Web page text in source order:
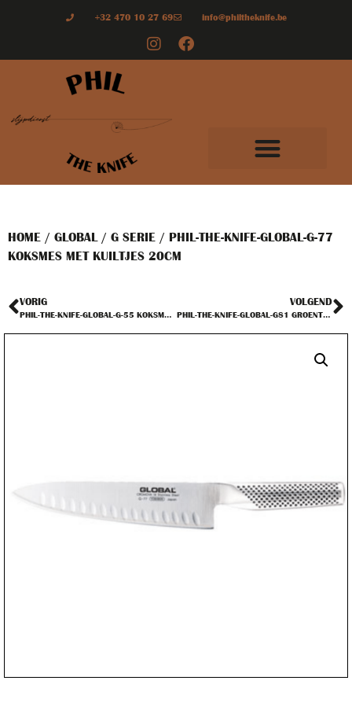
+32 470 10 27 69 info@philtheknife.be
HOME / GLOBAL / G SERIE / PHIL-THE-KNIFE-GLOBAL-G-77
KOKSMES MET KUILTJES 20CM
VORIG
PHIL-THE-KNIFE-GLOBAL-G-55 KOKSMES 18CM
VOLGEND
PHIL-THE-KNIFE-GLOBAL-G81 GROENTE / HAKMES MET KUILTJES 18CM